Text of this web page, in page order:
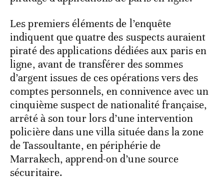
Les premiers éléments de l’enquête
indiquent que quatre des suspects auraient
piraté des applications dédiées aux paris en
ligne, avant de transférer des sommes
d’argent issues de ces opérations vers des
comptes personnels, en connivence avec un
cinquième suspect de nationalité française,
arrêté à son tour lors d’une intervention
policière dans une villa située dans la zone
de Tassoultante, en périphérie de
Marrakech, apprend-on d’une source
sécuritaire.